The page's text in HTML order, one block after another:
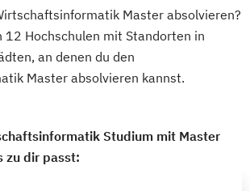
Master absolvieren?
12 Hochschulen mit Standorten in
an denen du den
Master absolvieren kannst.
Studium mit Master
zu dir passt: